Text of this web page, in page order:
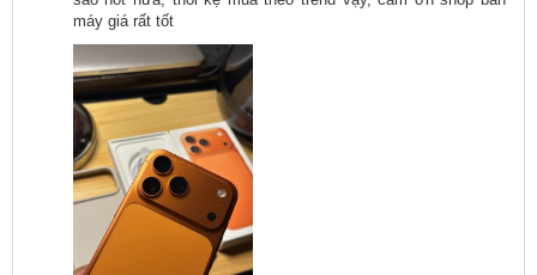
thời gian sử dụng thiết bị hiệu quả hơn.
máy giá rất tốt